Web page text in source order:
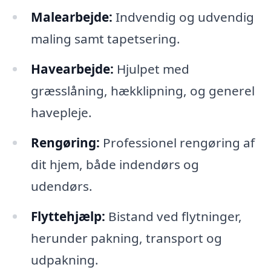
Malearbejde: Indvendig og udvendig
maling samt tapetsering.
Havearbejde: Hjulpet med
græsslåning, hækklipning, og generel
havepleje.
Rengøring: Professionel rengøring af
dit hjem, både indendørs og
udendørs.
Flyttehjælp: Bistand ved flytninger,
herunder pakning, transport og
udpakning.